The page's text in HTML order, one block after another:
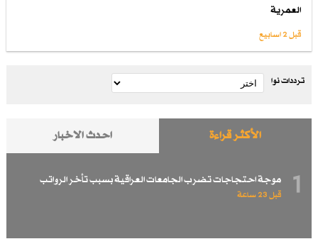
العمرية
قبل 2 اسابیع
ترددات نوا
الأكثر قراءة احدث الاخبار
1 موجة احتجاجات تضرب الجامعات العراقية بسبب تأخر الرواتب
قبل 23 ساعة